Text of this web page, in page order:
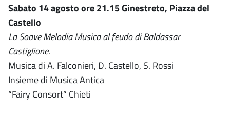
Sabato 14 agosto ore 21.15 Ginestreto, Piazza del
Castello
La Soave Melodia Musica al feudo di Baldassar
Castiglione.
Musica di A. Falconieri, D. Castello, S. Rossi
Insieme di Musica Antica
“Fairy Consort” Chieti